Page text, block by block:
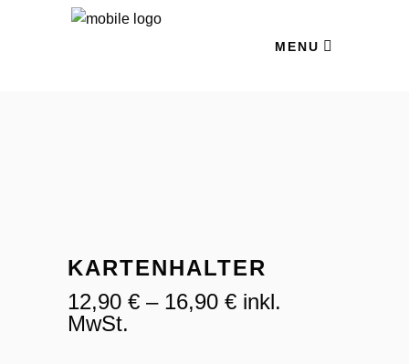
MENU
KARTENHALTER
12,90 € – 16,90 € inkl.
MwSt.